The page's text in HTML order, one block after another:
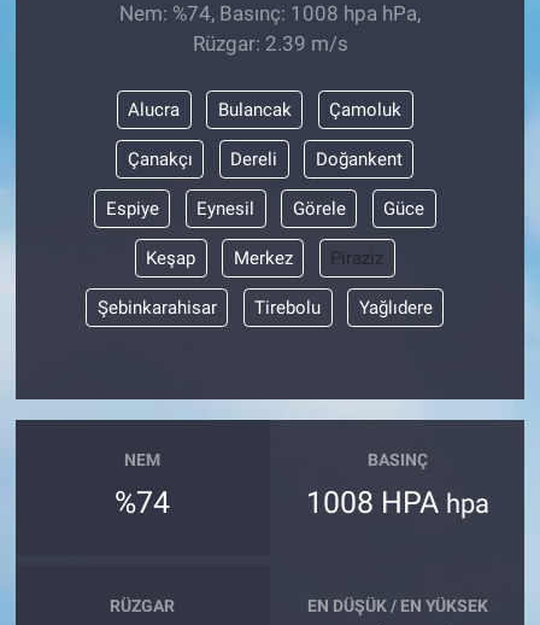
Nem: %74, Basınç: 1008 hpa hPa,
Rüzgar: 2.39 m/s
Alucra Bulancak Çamoluk
Çanakçı Dereli Doğankent
Espiye Eynesil Görele Güce
Keşap Merkez Piraziz
Şebinkarahisar Tirebolu Yağlıdere
NEM
%74
BASINÇ
1008 HPA hpa
RÜZGAR EN DÜŞÜK / EN YÜKSEK